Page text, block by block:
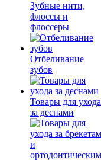
Зубные нити,
флоссы и
флоссеры
Отбеливание
зубов
Товары для ухода
за деснами